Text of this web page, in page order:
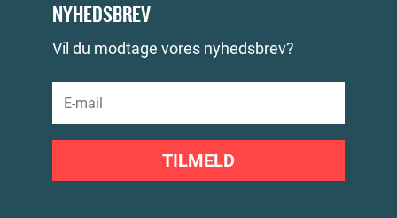
NYHEDSBREV
Vil du modtage vores nyhedsbrev?
TILMELD